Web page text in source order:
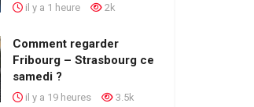
il y a 1 heure 2k
Comment regarder
Fribourg – Strasbourg ce
samedi ?
il y a 19 heures 3.5k